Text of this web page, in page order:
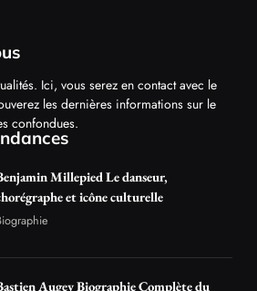
Ici, vous serez en contact avec le
les dernières informations sur le
confondues.
Millepied Le danseur,
et icône culturelle
Augey Biographie Complète du